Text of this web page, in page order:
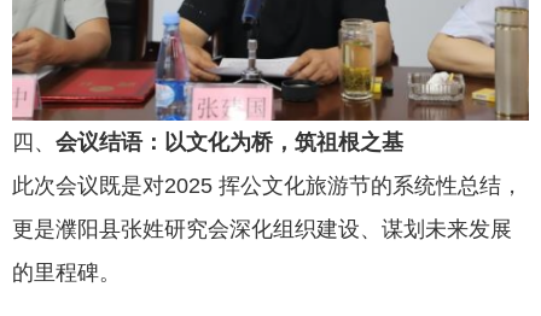
四、 会议结语：以文化为桥，筑祖根之基
此次会议既是对2025 挥公文化旅游节的系统性总结，
更是濮阳县张姓研究会深化组织建设、谋划未来发展
的里程碑。